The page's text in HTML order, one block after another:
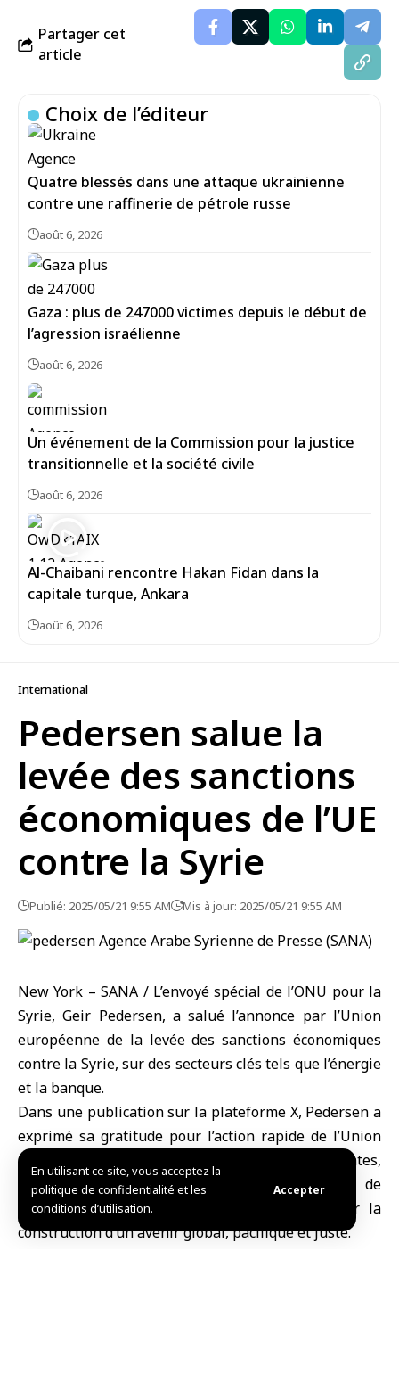
En utilisant ce site, vous acceptez la
politique de confidentialité et les
conditions d’utilisation.
Accepter
Partager cet
article
Choix de l’éditeur
Quatre blessés dans une attaque ukrainienne
contre une raffinerie de pétrole russe
août 6, 2026
Gaza : plus de 247000 victimes depuis le début de
l’agression israélienne
août 6, 2026
Un événement de la Commission pour la justice
transitionnelle et la société civile
août 6, 2026
Al-Chaibani rencontre Hakan Fidan dans la
capitale turque, Ankara
août 6, 2026
International
Pedersen salue la
levée des sanctions
économiques de l’UE
contre la Syrie
Publié: 2025/05/21 9:55 AM Mis à jour: 2025/05/21 9:55 AM
New York – SANA / L’envoyé spécial de l’ONU pour la
Syrie, Geir Pedersen, a salué l’annonce par l’Union
européenne de la levée des sanctions économiques
contre la Syrie, sur des secteurs clés tels que l’énergie
et la banque.
Dans une publication sur la plateforme X, Pedersen a
exprimé sa gratitude pour l’action rapide de l’Union
européenne, conformément aux étapes précédentes,
affirmant l’importance de la décision de l’UE de
soutenir le peuple syrien dans sa quête pour la
construction d’un avenir global, pacifique et juste.